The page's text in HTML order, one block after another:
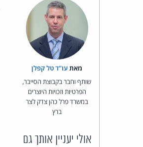
מאת‏עו"ד טל קפלן
שותף וחבר בקבוצת הסייבר,
הפרטיות וזכויות היוצרים
במשרד פרל כהן צדק לצר
ברץ
אולי יעניין אותך גם